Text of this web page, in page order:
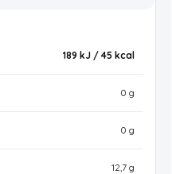
189 kJ / 45 kcal
0 g
0 g
12,7 g